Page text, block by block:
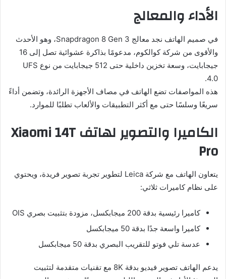
الأداء والمعالج
في صميم الهاتف نجد معالج Snapdragon 8 Gen 3، وهو الأحدث
والأقوى من شركة كوالكوم، مدعومًا بذاكرة عشوائية تصل إلى 16
جيجابايت، وسعة تخزين داخلية حتى 512 جيجابايت من نوع UFS
4.0.
هذه المواصفات تضع الهاتف في مصاف الأجهزة الرائدة، وتضمن أداءً
سريعًا وسلسًا حتى مع أكثر التطبيقات والألعاب تطلبًا للموارد.
الكاميرا والتصوير لهاتف Xiaomi 14T
Pro
يتعاون الهاتف مع شركة Leica لتطوير تجربة تصوير فريدة، ويحتوي
على نظام كاميرات ثلاثي:
كاميرا رئيسية بدقة 200 ميجابكسل، مزودة بتثبيت بصري OIS
كاميرا واسعة جدًا بدقة 50 ميجابكسل
عدسة تلي فوتو للتقريب البصري بدقة 50 ميجابكسل
يدعم الهاتف تصوير فيديو بدقة 8K مع تقنيات متقدمة لتثبيت